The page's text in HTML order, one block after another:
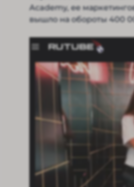
Academy, ее
вышло на обороты 400